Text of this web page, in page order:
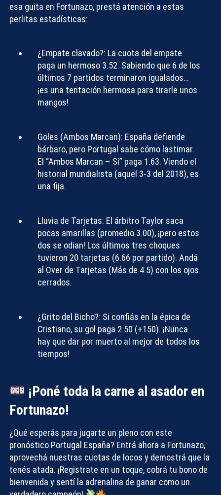
esa guita en Fortunazo, prestá atención a estas
perlitas estadísticas:
¿Empate clavado?: La cuota del empate
paga un hermoso 3.52. Sabiendo que 6 de los
últimos 7 partidos terminaron igualados…
¡es una tentación hermosa para tirarle unos
mangos!
Goles (Ambos Marcan): España defiende
bárbaro, pero Portugal sabe cómo lastimar.
El “Ambos Marcan – Sí” paga 1.63. Viendo el
historial mundialista (aquel 3-3 del 2018), es
una fija.
Lluvia de Tarjetas: El árbitro Taylor saca
pocas amarillas (promedio 3.00), ¡pero estos
dos se odian! Los últimos tres choques
tuvieron 20 tarjetas (6.66 por partido). Andá
al Over de Tarjetas (Más de 4.5) con los ojos
cerrados.
¿Grito del Bicho?: Si confiás en la épica de
Cristiano, su gol paga 2.50 (+150). ¡Nunca
hay que dar por muerto al mejor de todos los
tiempos!
¡Poné toda la carne al asador en
Fortunazo!
¿Qué esperás para jugarte un pleno con este
pronóstico Portugal España? Entrá ahora a Fortunazo,
aprovechá nuestras cuotas de locos y demostrá que la
tenés atada. ¡Registrate en un toque, cobrá tu bono de
bienvenida y sentí la adrenalina de ganar como un